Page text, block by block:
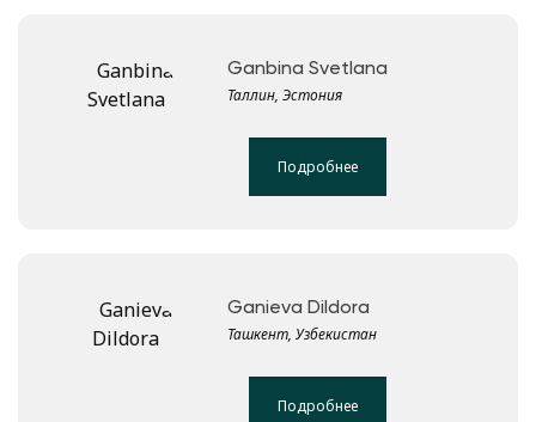
Ganbina Svetlana
Таллин, Эстония
Подробнее
Ganieva Dildora
Ташкент, Узбекистан
Подробнее